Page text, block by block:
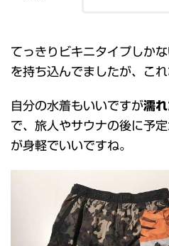
てっきりビキニタイプしか
を持ち込んでましたが、こ
自分の水着もいいですが濡
で、旅人やサウナの後に予
が身軽でいいですね。